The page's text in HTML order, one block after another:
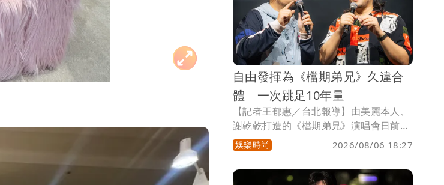
自由發揮為《檔期弟兄》久違合
體 一次跳足10年量
【記者王郁惠／台北報導】由美麗本人、
謝乾乾打造的《檔期弟兄》演唱會日前登
場，首度採「日班」與「夜班」雙場形
式，一天舉辦兩場演出，並以「把拍攝現
場搬進演唱會」為概念，結合直播、MV
娛樂時尚 2026/08/06 18:27